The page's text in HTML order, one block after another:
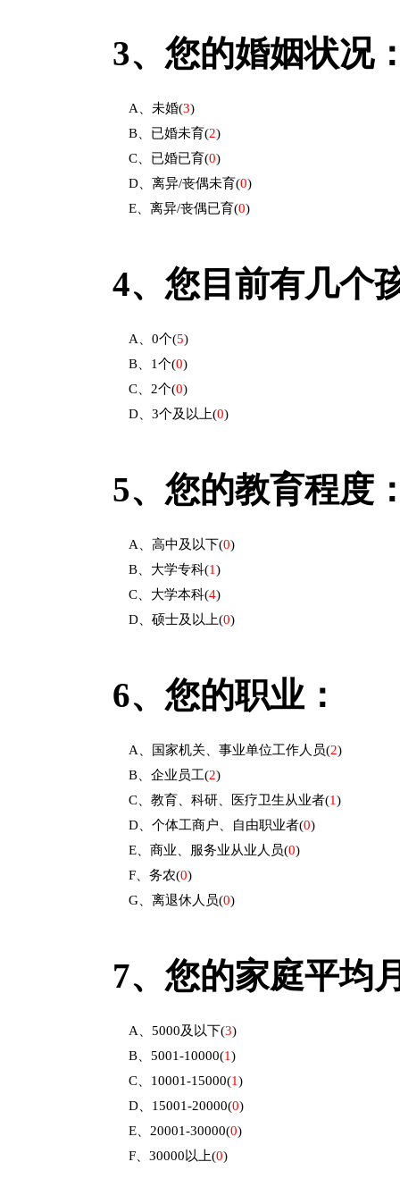
3、 您的婚姻状况
A、未婚(3)
B、已婚未育(2)
C、已婚已育(0)
D、离异/丧偶未育(0)
E、离异/丧偶已育(0)
4、 您目前有几个
A、0个(5)
B、1个(0)
C、2个(0)
D、3个及以上(0)
5、 您的教育程度
A、高中及以下(0)
B、大学专科(1)
C、大学本科(4)
D、硕士及以上(0)
6、 您的职业：
A、国家机关、事业单位工作人员(2)
B、企业员工(2)
C、教育、科研、医疗卫生从业者(1)
D、个体工商户、自由职业者(0)
E、商业、服务业从业人员(0)
F、务农(0)
G、离退休人员(0)
7、 您的家庭平均
A、5000及以下(3)
B、5001-10000(1)
C、10001-15000(1)
D、15001-20000(0)
E、20001-30000(0)
F、30000以上(0)